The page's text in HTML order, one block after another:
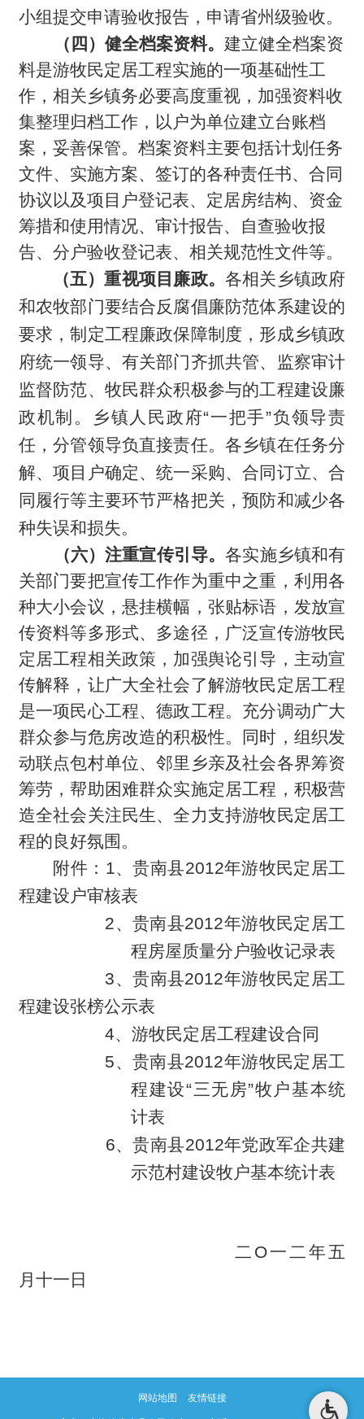
小组提交申请验收报告，申请省州级验收。
（四）健全档案资料。 建立健全档案资
料是游牧民定居工程实施的一项基础性工
作，相关乡镇务必要高度重视，加强资料收
集整理归档工作，以户为单位建立台账档
案，妥善保管。档案资料主要包括计划任务
文件、实施方案、签订的各种责任书、合同
协议以及项目户登记表、定居房结构、资金
筹措和使用情况、审计报告、自查验收报
告、分户验收登记表、相关规范性文件等。
（五）重视项目廉政。 各相关乡镇政府
和农牧部门要结合反腐倡廉防范体系建设的
要求，制定工程廉政保障制度，形成乡镇政
府统一领导、有关部门齐抓共管、监察审计
监督防范、牧民群众积极参与的工程建设廉
政机制。乡镇人民政府“一把手”负领导责
任，分管领导负直接责任。各乡镇在任务分
解、项目户确定、统一采购、合同订立、合
同履行等主要环节严格把关，预防和减少各
种失误和损失。
（六）注重宣传引导。各实施乡镇和有
关部门要把宣传工作作为重中之重，利用各
种大小会议，悬挂横幅，张贴标语，发放宣
传资料等多形式、多途径，广泛宣传游牧民
定居工程相关政策，加强舆论引导，主动宣
传解释，让广大全社会了解游牧民定居工程
是一项民心工程、德政工程。充分调动广大
群众参与危房改造的积极性。同时，组织发
动联点包村单位、邻里乡亲及社会各界筹资
筹劳，帮助困难群众实施定居工程，积极营
造全社会关注民生、全力支持游牧民定居工
程的良好氛围。
附件：1、贵南县2012年游牧民定居工
程建设户审核表
2、贵南县2012年游牧民定居工
程房屋质量分户验收记录表
3、贵南县2012年游牧民定居工
程建设张榜公示表
4、游牧民定居工程建设合同
5、贵南县2012年游牧民定居工
程建设“三无房”牧户基本统
计表
6、贵南县2012年党政军企共建
示范村建设牧户基本统计表
二Ο一二年五
月十一日
网站地图 友情链接